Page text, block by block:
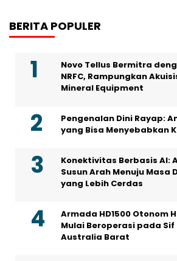
BERITA POPULER
Novo Tellus Bermitra
NRFC, Rampungkan
Mineral Equipment
Pengenalan Dini Rayap:
yang Bisa Menyebabkan
Konektivitas Berbasis AI:
Susun Arah Menuju Masa
yang Lebih Cerdas
Armada HD1500 Otonom
Mulai Beroperasi pada Sif
Australia Barat